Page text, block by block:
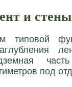
и стены
типовой
под